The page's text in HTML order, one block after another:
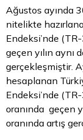
Ağustos ayında
nitelikte
Endeksi’nde
geçen yılın aynı
gerçekleşmiştir.
hesaplanan
Endeksi’nde
oranında geçen
oranında artış